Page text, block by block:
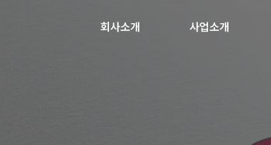
회사소개 사업소개